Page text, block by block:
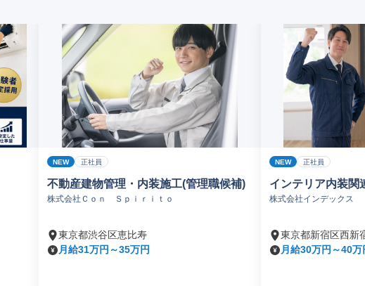
NEW 正社員
不動産建物管理・内装施工(管理職候補)
株式会社Ｃｏｎ Ｓｐｉｒｉｔｏ
東京都渋谷区恵比寿
月給31万円～35万円
NEW 正社員
インテリア内装関
株式会社インデックス
東京都新宿区西新
月給30万円～40万